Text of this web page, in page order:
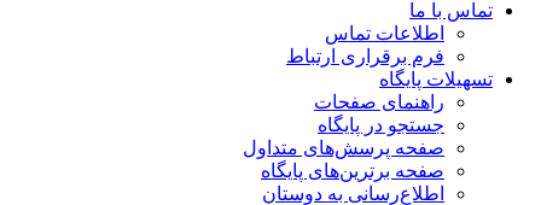
تماس با ما
اطلاعات تماس
فرم برقراری ارتباط
تسهیلات پایگاه
راهنمای صفحات
جستجو در پایگاه
صفحه پرسش‌های متداول
صفحه برترین‌های پایگاه
اطلاع‌رسانی به دوستان